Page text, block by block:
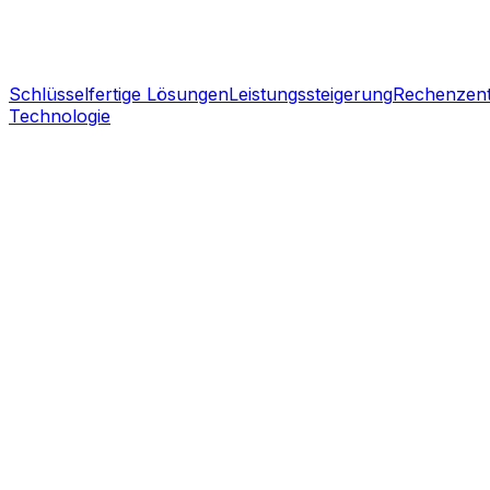
Schlüsselfertige LösungenLeistungssteigerung
Technologie